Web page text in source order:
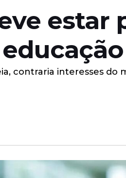
estar
contraria interesses do